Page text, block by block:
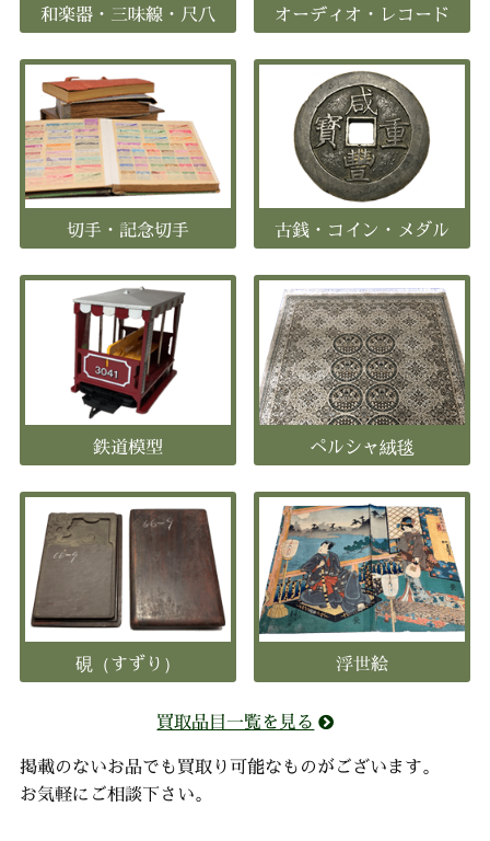
和楽器・三味線・尺八 オーディオ・レコード
切手・記念切手 古銭・コイン・メダル
鉄道模型 ペルシャ絨毯
硯（すずり） 浮世絵
買取品目一覧を見る
掲載のないお品でも買取り可能なものがございます。
お気軽にご相談下さい。